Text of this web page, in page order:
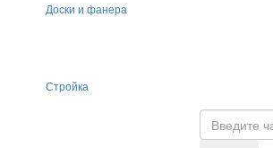
Доски и фанера
Стройка